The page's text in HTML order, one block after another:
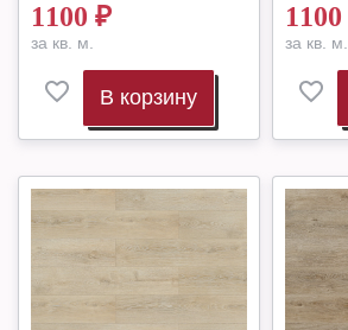
1100 ₽
за кв. м.
В корзину
1100
за кв. м.